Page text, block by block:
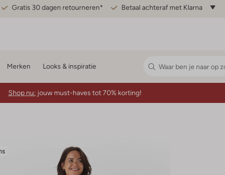
Gratis 30 dagen retourneren* Betaal achteraf met Klarna
Merken Looks & inspiratie
Shop nu: jouw must-haves tot 70% korting!